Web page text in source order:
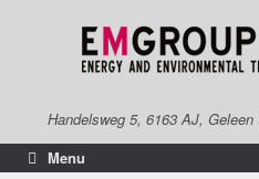
Handelsweg 5, 6163 AJ,
Menu